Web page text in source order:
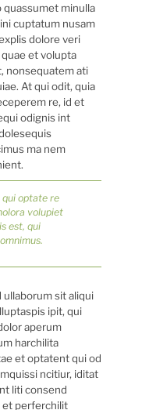
minulla
cuptatum nusam
dolore veri
et volupta
nonsequatem ati
At qui odit, quia
re, id et
odignis int
ma nem
qui optate re
volupiet
est, qui
sit aliqui
ipit, qui
aperum
harchilita
et optatent qui od
ncitiur, iditat
liti consend
et perferchilit